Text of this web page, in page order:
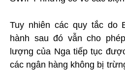
Tuy nhiên các quy tắc do
hành sau đó vẫn cho
lượng của Nga tiếp tục
các ngân hàng không bị